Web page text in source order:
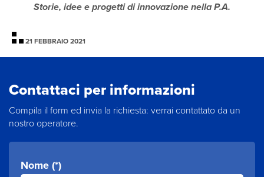
Storie, idee e progetti di innovazione nella P.A.​
21 FEBBRAIO 2021
Contattaci per informazioni
Compila il form ed invia la richiesta: verrai contattato da un
nostro operatore.
Nome (*)